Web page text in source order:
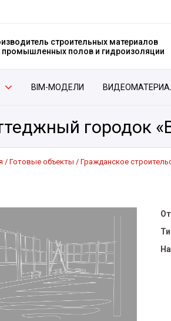
строительных материалов
промышленных полов и гидроизоляции
BIM-МОДЕЛИ
городок
Готовые объекты Гражданское